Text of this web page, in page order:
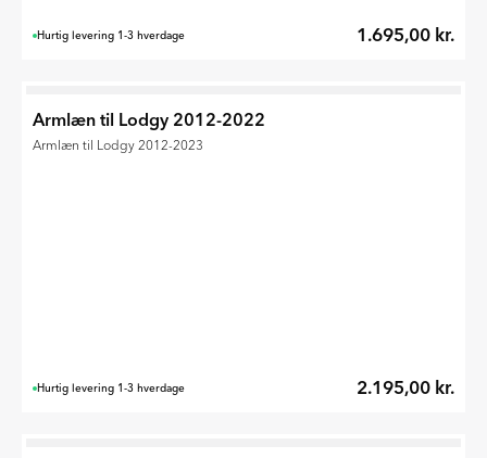
Hurtig levering 1-3 hverdage 1.695,00 kr.
Armlæn til Lodgy 2012-2022
Armlæn til Lodgy 2012-2023
Hurtig levering 1-3 hverdage 2.195,00 kr.